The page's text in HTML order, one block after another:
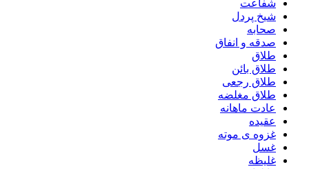
شفاعت
شیخ پردل
صحابه
صدقه و انفاق
طلاق
طلاق بائن
طلاق رجعی
طلاق مغلضه
عادت ماهانه
عقیده
غزوه ی موته
غسل
غلیظه